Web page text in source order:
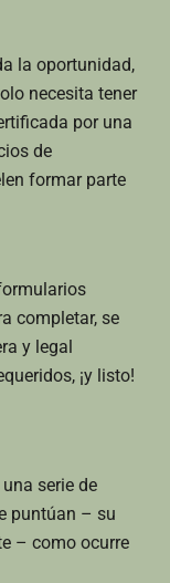
la oportunidad,
necesita tener
por una
de
formar parte
completar, se
y legal
¡y listo!
serie de
puntúan – su
– como ocurre